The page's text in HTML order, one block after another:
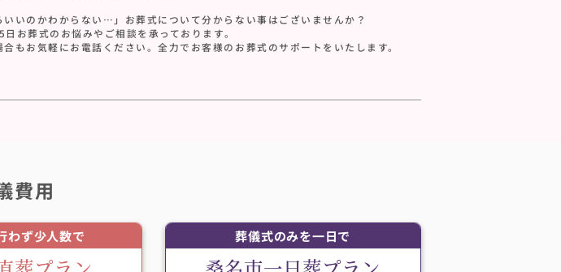
いいのかわからない…」お葬式について分からない事はございませんか？
お葬式のお悩みやご相談を承っております。
もお気軽にお電話ください。全力でお客様のお葬式のサポートをいたします。
費用
わず少人数で 葬儀式のみを一日で